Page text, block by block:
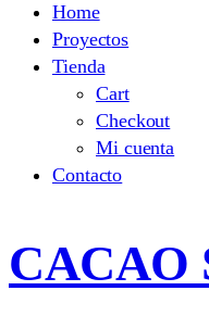
Home
Proyectos
Tienda
Cart
Checkout
Mi cuenta
Contacto
CACAO